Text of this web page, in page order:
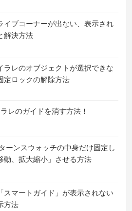
イブコーナーが出ない、表示され
解決方法
ラレのオブジェクトが選択できな
定ロックの解除方法
ラレのガイドを消す方法！
ーンスウォッチの中身だけ固定し
動、拡大縮小」させる方法
スマートガイド」が表示されない
方法